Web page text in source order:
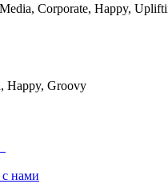
Corporate, Happy,
Happy, Groovy
с нами